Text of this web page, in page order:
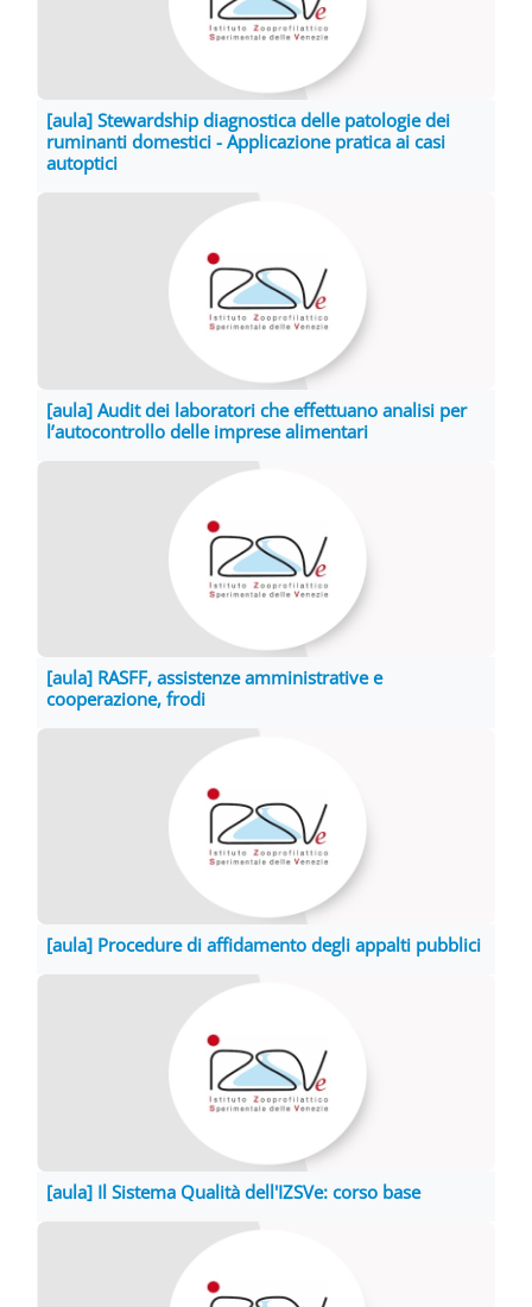
[aula] Stewardship diagnostica delle patologie dei
ruminanti domestici - Applicazione pratica ai casi
autoptici
[aula] Audit dei laboratori che effettuano analisi per
l’autocontrollo delle imprese alimentari
[aula] RASFF, assistenze amministrative e
cooperazione, frodi
[aula] Procedure di affidamento degli appalti pubblici
[aula] Il Sistema Qualità dell'IZSVe: corso base